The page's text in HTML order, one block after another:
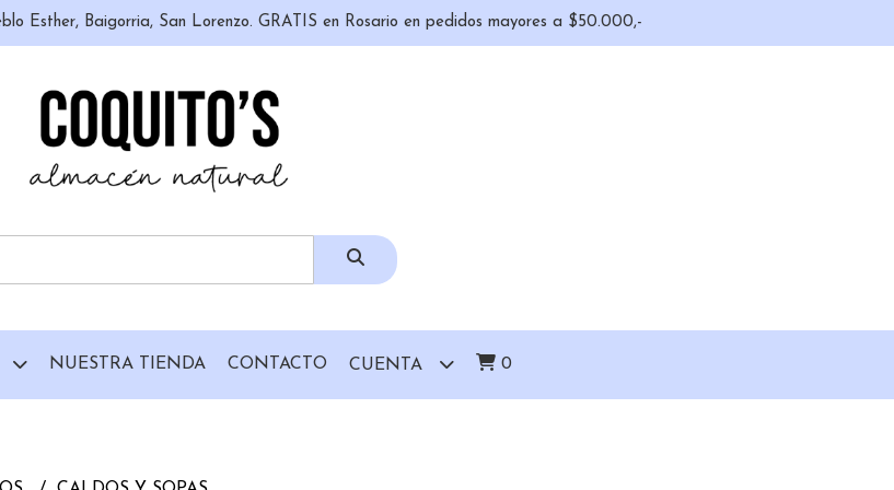
Esther, Baigorria, San Lorenzo. GRATIS en Rosario en pedidos mayores a $50.000,-
NUESTRA TIENDA CONTACTO CUENTA 0